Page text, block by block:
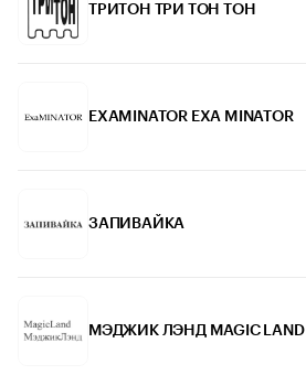
ТРИТОН ТРИ ТОН TOH
EXAMINATOR EXA MINATOR
ЗАПИВАЙКА
МЭДЖИК ЛЭНД MAGIC LAND